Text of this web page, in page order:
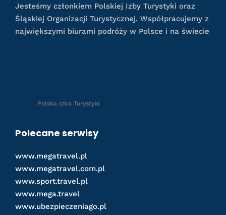
Jesteśmy członkiem Polskiej Izby Turystyki oraz
Śląskiej Organizacji Turystycznej. Współpracujemy z
największymi biurami podróży w Polsce i na świecie
Polska Izba Turystyki
Polecane serwisy
www.megatravel.pl
www.megatravel.com.pl
www.sport.travel.pl
www.mega.travel
www.ubezpieczeniago.pl